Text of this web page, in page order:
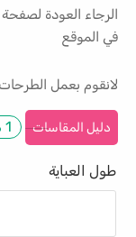
الرجاء العودة
في الموقع
لانقوم بعمل
دليل المقاسات 1 متوفر في المخزون
طول العباية